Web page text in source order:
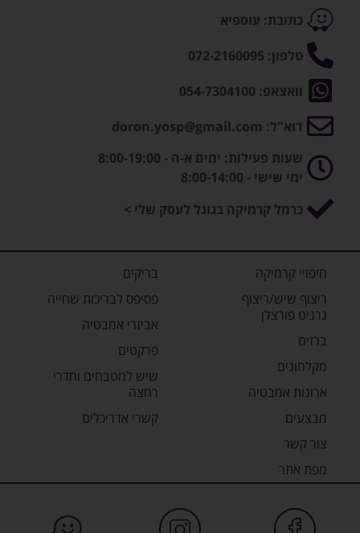
כתובת: עוספיא
טלפון: 072-2160095
וואצאפ: 054-7304100
דוא"ל: doron.yosp@gmail.com
שעות פעילות: ימים א-ה - 8:00-19:00
ימי שישי - 8:00-14:00
כרמל קרמיקה בגוגל לעסק שלי >
חיפויי קרמיקה
ריצוף שיש/ריצוף
גרניט פורצלן
ברזים
מקלחונים
ארונות אמבטיה
מבצעים
צור קשר
מפת אתר
בריקים
פסיפס לבריכות שחייה
אביזרי אמבטיה
פרקטים
שיש למטבחים וחדרי
רחצה
קשרי אדריכלים